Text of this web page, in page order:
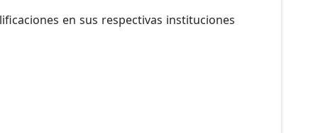
en sus respectivas instituciones